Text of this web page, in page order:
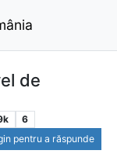
de
6
pentru a răspunde